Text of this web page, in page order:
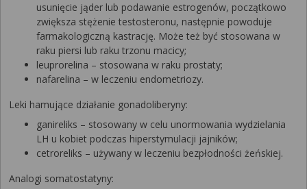
usunięcie jąder lub podawanie estrogenów, początkowo
zwiększa stężenie testosteronu, następnie powoduje
farmakologiczną kastrację. Może też być stosowana w
raku piersi lub raku trzonu macicy;
leuprorelina – stosowana w raku prostaty;
nafarelina – w leczeniu endometriozy.
Leki hamujące działanie gonadoliberyny:
ganireliks – stosowany w celu unormowania wydzielania
LH u kobiet podczas hiperstymulacji jajników;
cetroreliks – używany w leczeniu bezpłodności żeńskiej.
Analogi somatostatyny: